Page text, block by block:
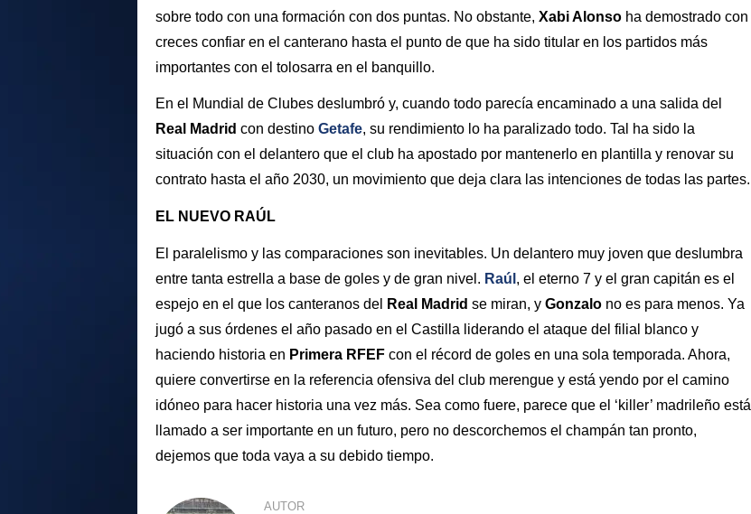
sobre todo con una formación con dos puntas. No obstante, Xabi Alonso ha demostrado con
creces confiar en el canterano hasta el punto de que ha sido titular en los partidos más
importantes con el tolosarra en el banquillo.
En el Mundial de Clubes deslumbró y, cuando todo parecía encaminado a una salida del
Real Madrid con destino Getafe, su rendimiento lo ha paralizado todo. Tal ha sido la
situación con el delantero que el club ha apostado por mantenerlo en plantilla y renovar su
contrato hasta el año 2030, un movimiento que deja clara las intenciones de todas las partes.
EL NUEVO RAÚL
El paralelismo y las comparaciones son inevitables. Un delantero muy joven que deslumbra
entre tanta estrella a base de goles y de gran nivel. Raúl , el eterno 7 y el gran capitán es el
espejo en el que los canteranos del
Real Madrid se miran, y Gonzalo no es para menos. Ya
jugó a sus órdenes el año pasado en el Castilla liderando el ataque del filial blanco y
haciendo historia en Primera RFEF con el récord de goles en una sola temporada. Ahora,
quiere convertirse en la referencia ofensiva del club merengue y está yendo por el camino
idóneo para hacer historia una vez más. Sea como fuere, parece que el ‘killer’ madrileño está
llamado a ser importante en un futuro, pero no descorchemos el champán tan pronto,
dejemos que toda vaya a su debido tiempo.
AUTOR